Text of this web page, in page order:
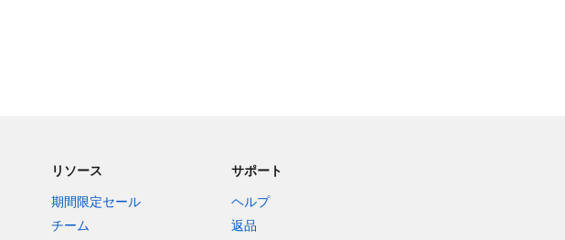
リソース
期間限定セール
チーム
サポート
ヘルプ
返品